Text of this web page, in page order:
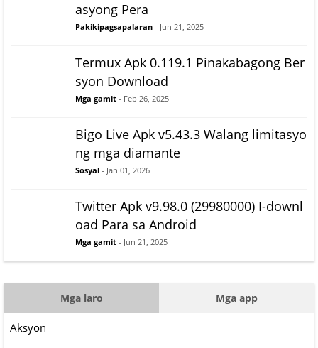
asyong Pera
Pakikipagsapalaran - Jun 21, 2025
Termux Apk 0.119.1 Pinakabagong Ber
syon Download
Mga gamit - Feb 26, 2025
Bigo Live Apk v5.43.3 Walang limitasyo
ng mga diamante
Sosyal - Jan 01, 2026
Twitter Apk v9.98.0 (29980000) I-downl
oad Para sa Android
Mga gamit - Jun 21, 2025
Mga laro Mga app
Aksyon